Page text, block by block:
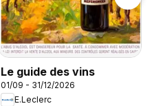
Le guide des vins
01/09 - 31/12/2026
E.Leclerc